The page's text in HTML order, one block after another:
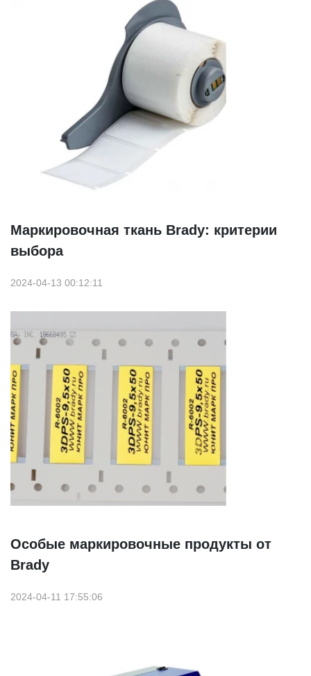
Маркировочная ткань Brady: критерии
выбора
2024-04-13 00:12:11
Особые маркировочные продукты от
Brady
2024-04-11 17:55:06